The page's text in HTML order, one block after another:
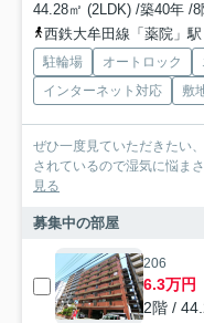
44.28㎡ (2LDK) /築40年 /8
西鉄大牟田線「薬院」
駐輪場 オートロック
インターネット対応
敷
ぜひ一度見ていただきたい
されているので湿気に悩ま
見る
募集中の部屋
206
6.3万円
2階 /